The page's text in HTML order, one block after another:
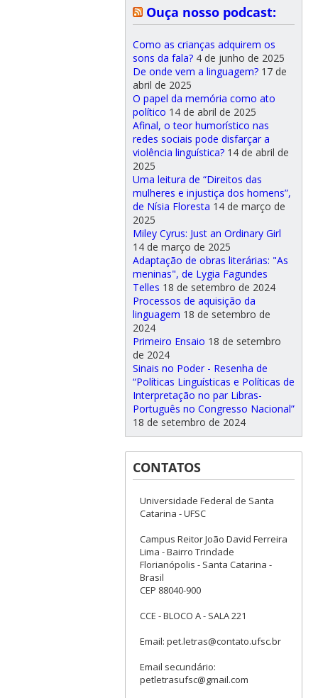
Ouça nosso podcast:
Como as crianças adquirem os
sons da fala? 4 de junho de 2025
De onde vem a linguagem? 17 de
abril de 2025
O papel da memória como ato
político 14 de abril de 2025
Afinal, o teor humorístico nas
redes sociais pode disfarçar a
violência linguística? 14 de abril de
2025
Uma leitura de “Direitos das
mulheres e injustiça dos homens”,
de Nísia Floresta 14 de março de
2025
Miley Cyrus: Just an Ordinary Girl
14 de março de 2025
Adaptação de obras literárias: "As
meninas", de Lygia Fagundes
Telles 18 de setembro de 2024
Processos de aquisição da
linguagem 18 de setembro de
2024
Primeiro Ensaio 18 de setembro
de 2024
Sinais no Poder - Resenha de
“Políticas Linguísticas e Políticas de
Interpretação no par Libras-
Português no Congresso Nacional”
18 de setembro de 2024
CONTATOS
Universidade Federal de Santa
Catarina - UFSC
Campus Reitor João David Ferreira
Lima - Bairro Trindade
Florianópolis - Santa Catarina -
Brasil
CEP 88040-900
CCE - BLOCO A - SALA 221
Email: pet.letras@contato.ufsc.br
Email secundário:
petletrasufsc@gmail.com